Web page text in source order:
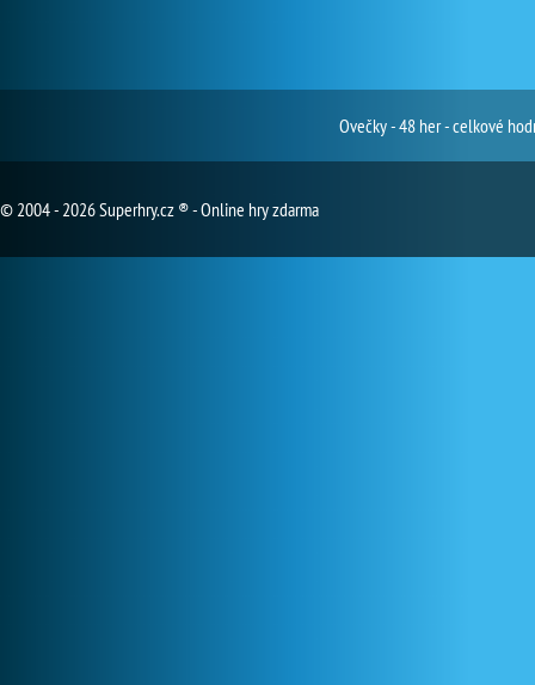
Ovečky - 48 her - celkové
© 2004 - 2026 Superhry.cz ® - Online hry zdarma